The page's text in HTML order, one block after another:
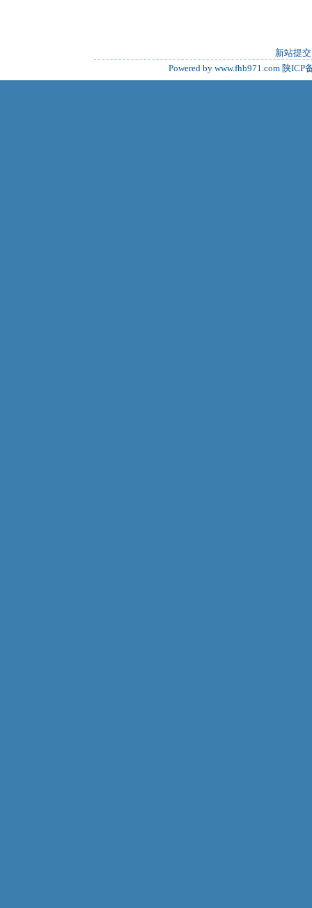
新站提交
Powered by www.fhb971.com 陕ICP